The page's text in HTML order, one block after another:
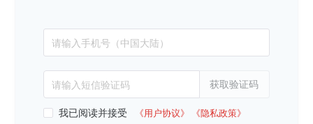
请输入手机号（中国大陆）
请输入短信验证码 获取验证码
我已阅读并接受 《用户协议》 《隐私政策》